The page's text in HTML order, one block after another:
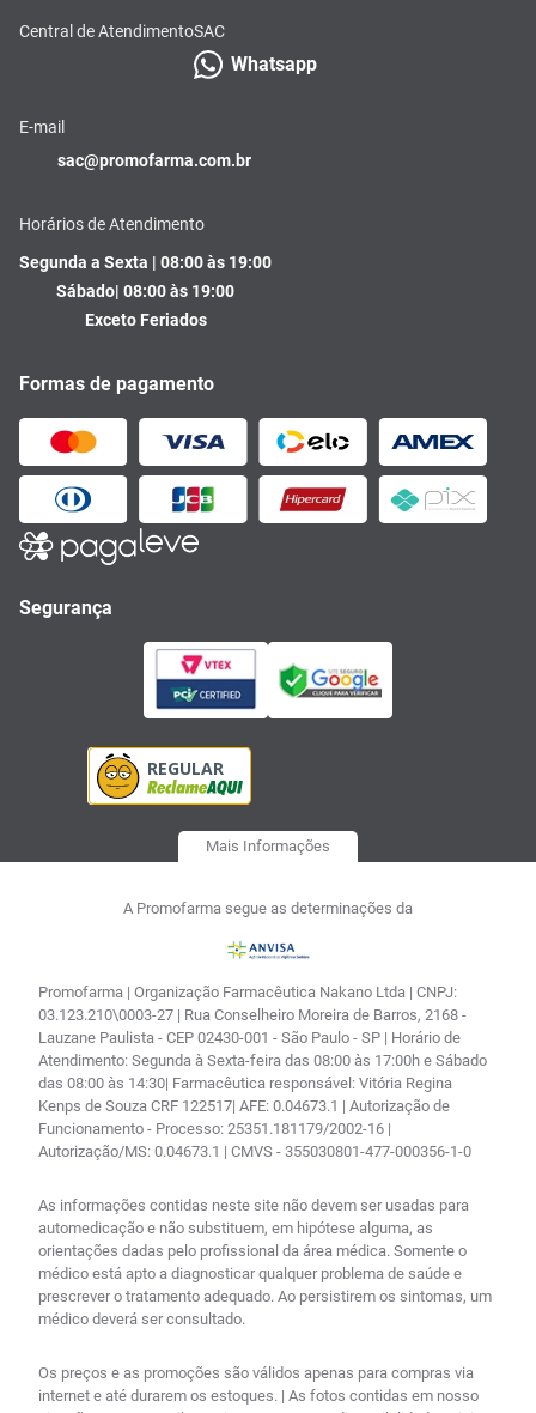
Central de AtendimentoSAC
Whatsapp
E-mail
sac@promofarma.com.br
Horários de Atendimento
Segunda a Sexta | 08:00 às 19:00
Sábado| 08:00 às 19:00
Exceto Feriados
Formas de pagamento
Segurança
Mais Informações
A Promofarma segue as determinações da
Promofarma | Organização Farmacêutica Nakano Ltda | CNPJ:
03.123.210\0003-27 | Rua Conselheiro Moreira de Barros, 2168 -
Lauzane Paulista - CEP 02430-001 - São Paulo - SP | Horário de
Atendimento: Segunda à Sexta-feira das 08:00 às 17:00h e Sábado
das 08:00 às 14:30| Farmacêutica responsável: Vitória Regina
Kenps de Souza CRF 122517| AFE: 0.04673.1 | Autorização de
Funcionamento - Processo: 25351.181179/2002-16 |
Autorização/MS: 0.04673.1 | CMVS - 355030801-477-000356-1-0
As informações contidas neste site não devem ser usadas para
automedicação e não substituem, em hipótese alguma, as
orientações dadas pelo profissional da área médica. Somente o
médico está apto a diagnosticar qualquer problema de saúde e
prescrever o tratamento adequado. Ao persistirem os sintomas, um
médico deverá ser consultado.
Os preços e as promoções são válidos apenas para compras via
internet e até durarem os estoques. | As fotos contidas em nosso